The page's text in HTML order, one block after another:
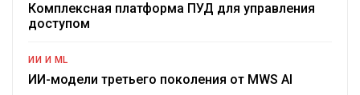
Комплексная платформа ПУД для управления
доступом
ИИ И ML
ИИ-модели третьего поколения от MWS AI